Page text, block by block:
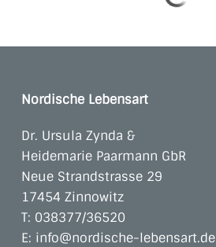
Nordische Lebensart
Dr. Ursula Zynda &
Heidemarie Paarmann GbR
Neue Strandstrasse 29
17454 Zinnowitz
T: 038377/36520
E: info@nordische-lebensart.de